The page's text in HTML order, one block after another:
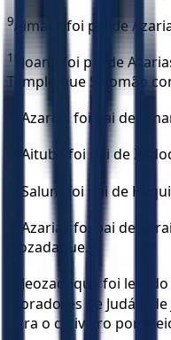
9Aimaás foi pai de
10
Joanã foi pai de
Templo que Salomão
Azarias foi pai de
Aitube foi pai de
Salum foi pai de
Azarias foi pai de
Jeozadaque.
Jeozadaque foi
moradores de Judá e
para o cativeiro por